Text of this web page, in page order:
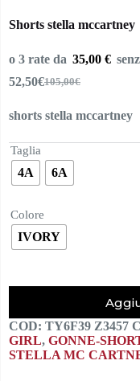
Shorts stella mccartney
35,00 €
105,00€
Il
originale
105,00€.
52,50€Il
attuale
52,50€.
shorts stella mccartney
Taglia
4A 6A
Colore
IVORY
COD: TY6F39 Z3457
GIRL, GONNE-
STELLA MC